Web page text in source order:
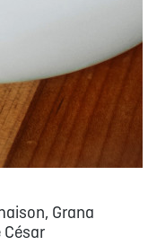
Grana